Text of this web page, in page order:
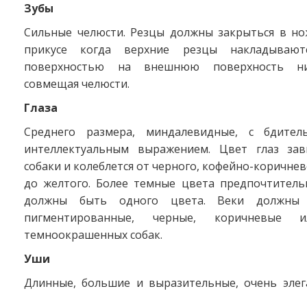
Зубы
Сильные челюсти. Резцы должны закрыться в
прикусе когда верхние резцы
поверхностью на внешнюю поверхность
совмещая челюсти.
Глаза
Среднего размера, миндалевидные, с
интеллектуальным выражением. Цвет глаз
собаки и колеблется от черного, кофейно-
до желтого. Более темные цвета
должны быть одного цвета. Веки
пигментированные, черные,
темноокрашенных собак.
Уши
Длинные, большие и выразительные, очень